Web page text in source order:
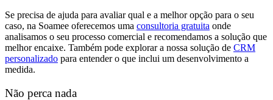
Se precisa de ajuda para avaliar qual e a melhor opção para o seu
caso, na Soamee oferecemos uma consultoria gratuita onde
analisamos o seu processo comercial e recomendamos a solução que
melhor encaixe. Também pode explorar a nossa solução de CRM
personalizado para entender o que inclui um desenvolvimento a
medida.
Não perca nada